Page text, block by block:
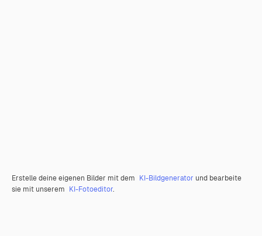
Erstelle deine eigenen Bilder mit dem KI-Bildgenerator und bearbeite
sie mit unserem KI-Fotoeditor.